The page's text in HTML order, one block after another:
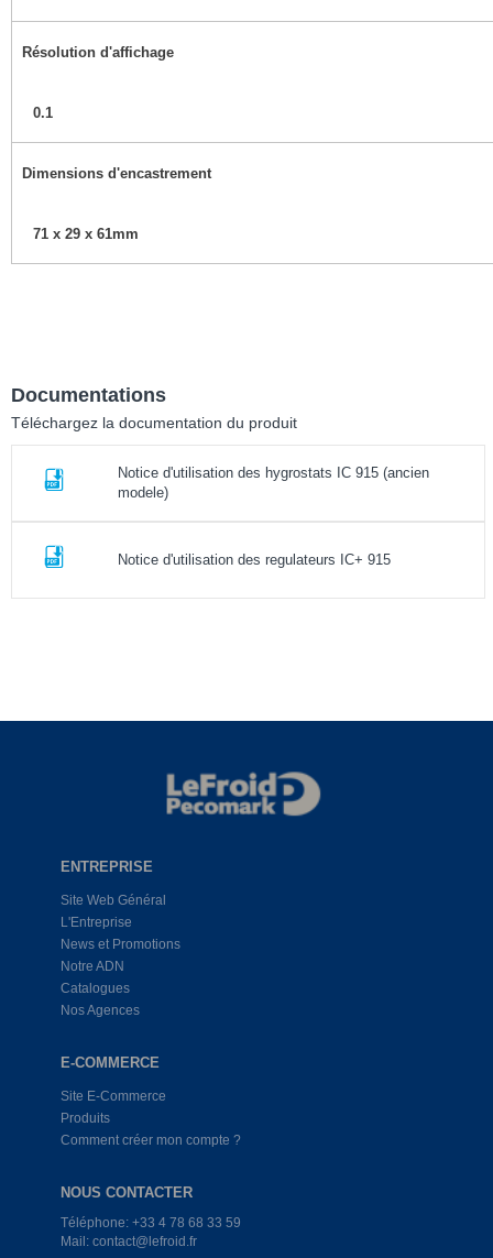
Résolution d'affichage
0.1
Dimensions d'encastrement
71 x 29 x 61mm
Documentations
Téléchargez la documentation du produit
Notice d'utilisation des hygrostats IC 915 (ancien
modele)
Notice d'utilisation des regulateurs IC+ 915
ENTREPRISE
Site Web Général
L'Entreprise
News et Promotions
Notre ADN
Catalogues
Nos Agences
E-COMMERCE
Site E-Commerce
Produits
Comment créer mon compte ?
NOUS CONTACTER
Téléphone: +33 4 78 68 33 59
Mail: contact@lefroid.fr